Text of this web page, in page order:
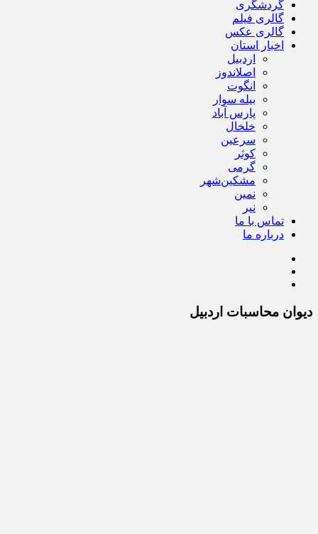
گردشگری
گالری فیلم
گالری عکس
اخبار استان
اردبیل
اصلاندوز
انگوت
بیله سوار
پارس آباد
خلخال
سرعین
کوثر
گرمی
مشکین‌شهر
نمین
نیر
تماس با ما
درباره ما
دیوان محاسبات اردبیل